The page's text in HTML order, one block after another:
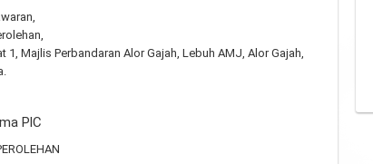
1, Majlis Perbandaran Alor Gajah, Lebuh AMJ, Alor Gajah,
PIC